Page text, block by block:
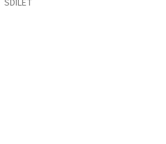
SDÍLET